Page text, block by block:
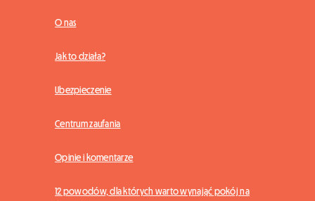
O nas
Jak to działa?
Ubezpieczenie
Centrum zaufania
Opinie i komentarze
12 powodów, dla których warto wynająć pokój na